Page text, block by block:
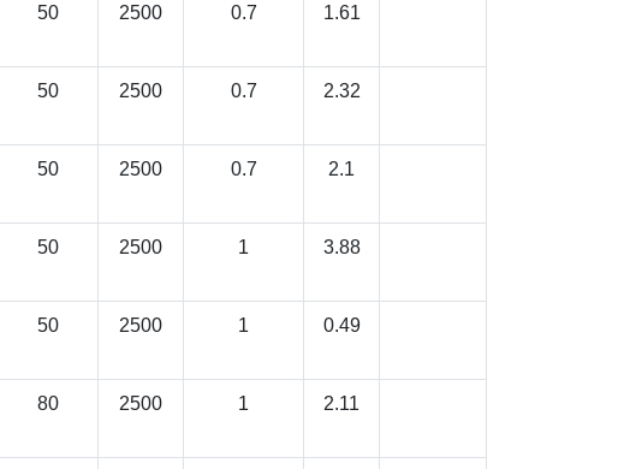
50 2500 0.7 1.61
50 2500 0.7 2.32
50 2500 0.7 2.1
50 2500 1 3.88
50 2500 1 0.49
80 2500 1 2.11